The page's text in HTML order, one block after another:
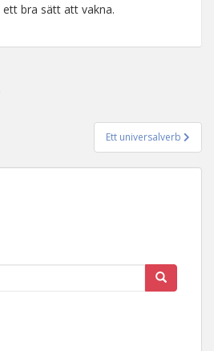
bra sätt att vakna.
Ett universalverb